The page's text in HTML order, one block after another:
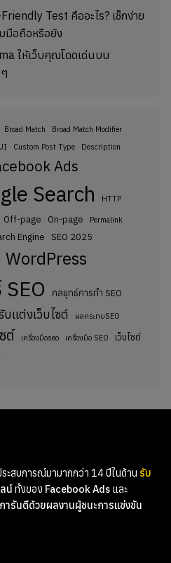
Test คืออะไร? เช็กง่าย
มือถือหรือยัง
ให้เว็บคุณโดดเด่นบน
Broad Match Broad Match Modifier
Custom Post Type Description
Ads
Search HTTP
Off-page On-page Permalink
Engine SEO 2025
WordPress
กลยุทธ์การทำ SEO
บแต่งเว็บไซต์ ผลกระทบSEO
ต์ เครื่องมือseo เครื่องมือ SEO เว็บไซต์
ะสบการณ์มามากกว่า 14 ปีในด้าน รับ
น์ทั้งของ Facebook Ads และ
การันตีด้วยผลงานผู้ชนะการแข่งขัน